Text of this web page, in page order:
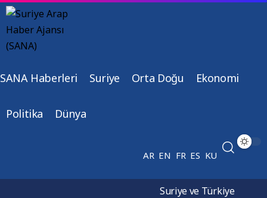
SANA Haberleri Suriye Orta Doğu Ekonomi
Politika Dünya
AR EN FR ES KU
Suriye ve Türkiye